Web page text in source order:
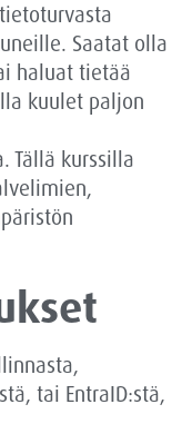
Saatat olla
haluat tietää
kuulet paljon
Tällä kurssilla
tai EntraID:stä,